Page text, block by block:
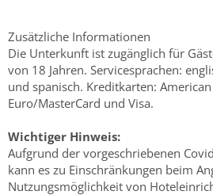
Zusätzliche Informationen
Die Unterkunft ist zugänglich für
von 18 Jahren. Servicesprachen:
und spanisch. Kreditkarten: American
Euro/MasterCard und Visa.
Wichtiger Hinweis:
Aufgrund der vorgeschriebenen
kann es zu Einschränkungen beim
Nutzungsmöglichkeit von